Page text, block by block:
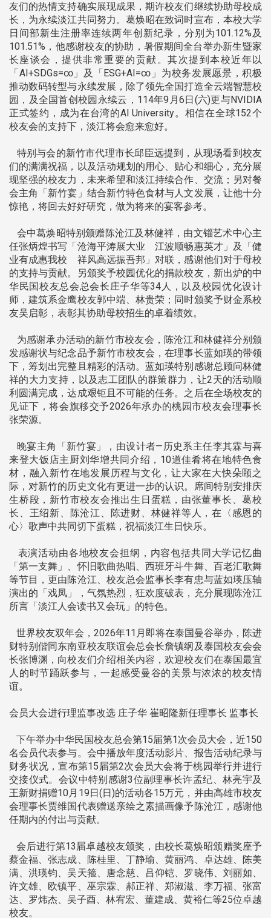
友们的热情支持确实展现成果，期许校友们继续协助母校成
长，为永续淡江共同努力。葛焕昭在致词时宣布，本校大学
日间部新生注册率连续两年创新纪录，分别为101.12%及
101.51%，他感谢校友的协助，暑假期间全台举办新生暨家
长座谈会，提供非常重要的贡献。其次提到本校近年以
「AI+SDGs=∞」及「ESG+AI=∞」为校务发展愿景，积极
推动数码转型与永续发展，除了领先全国打造全云端智慧校
园，及全国首创校园永续云，114年9月6日(六)更与NVIDIA
正式签约，成为在台湾的AI University。相信在全球152个
校友会的支持下，淡江将会愈来愈好。
特别与会的新竹市代理市长邱臣远提到，从现场看到校友
们的满满祝福，以及活动规划的用心、贴心和细心，充分展
现坚强的校友力，未来希望和淡江持续合作、交流；另对餐
会主角「新竹宴」结合新竹特色食材与人文发展，让他十分
惊艳，将回去好好研究，做为将来的宴客参考。
会中葛焕昭特别颁赠陈沧江及林健祥，由文锱艺术中心主
任张炳煌书写「沧海平涛展大业 江波顺畅惠英才」及「健
业有成惠我校 祥风高远振吾邦」对联，感谢他们对于母校
的支持与贡献。另颁奖予校园优化的捐款校友，新出炉的中
华民国校友总会总会长庄子华等34人，以及校园优化设计
师，建筑系金鹰校友郭中端、林贵荣；同时颁奖予财金系校
友吴启彰，表彰其协助母校招生的卓着绩效。
为感谢承办活动的新竹市校友会，陈沧江和林健祥分别颁
发感谢状与纪念品予新竹市校友会，在理事长蓝如瑛的带领
下，筹划出完整且精彩的活动。蓝如瑛特别感谢总顾问林健
祥的大力支持，以及志工团队的群策群力，让2天的活动顺
利圆满完成，达成艰钜且不可能的任务。之后在全场校友的
见证下，将会旗移交予2026年承办的桃园市校友会理事长
张荣源。
晚宴主角「新竹宴」，由设计者—历史系主任李其霖与喜
来登大饭店主厨刘华增共同介绍，10道佳肴将在地特色食
材，融入新竹在地发展历程与文化，让大家在大快朵颐之
际，对新竹的历史文化有更进一步的认识。席间特别安排庆
生桥段，新竹市校友会推出生日蛋糕，由张董事长、葛校
长、王绍新、陈沧江、陈进财、林健祥等人，在〈感恩的
心〉歌声中共同切下蛋糕，祝福淡江生日快乐。
表演活动由各地校友会担纲，内容包括共同大学记忆曲
「第一支舞」、怀旧歌曲热唱、西班牙斗牛舞、百老汇歌舞
等节目，更由陈沧江、校友总会监事长李有忠与蓝如瑛压轴
演出的「戏凤」，气氛热烈，狂欢度破表，充分展现陈沧江
所言「淡江人会读书又会玩」的特色。
世界校友双年会，2026年11月即将在泰国曼谷举办，陈进
财特别偕同东南亚校友联谊会总会长詹镇纲及泰国校友会会
长张博渊，向校友们介绍相关内容，欢迎校友们在泰国最宜
人的时节踊跃参与，一起感受曼谷的美景与浓浓的校友情
谊。
会员大会进行理监事改选 庄子华 崔昭隆新任理事长 监事长
下午举办中华民国校友总会第15届第1次会员大会，近150
名会员代表参与。会中播放年度活动影片、报告活动纪录与
财务状况，宣布第15届第2次会员大会将于桃园举行并进行
交接仪式。会议中特别感谢3位副理事长许孟纪、林亮宇及
王新财捐赠10月19日(日)的活动各15万元，并由高雄市校友
会理事长贾维国代表赠送亲绘之素描画像予陈沧江，感谢他
任期内的付出与贡献。
会后进行第13届卓越校友颁奖，由校长葛焕昭颁赠奖座予
蔡金福、张志成、陈桂里、丁静瑜、黄丽鸿、卓达雄、陈美
满、洪瑛钧、吴天箍、唐念慈、吕仰铠、罗晓伟、刘丽如、
许文雄、欧镇平、巫宗霖、郝正祥、郑淑滋、李万福、张富
达、罗炜杰、吴子酉、林宥宏、董建成、黄裕仁等25位卓越
校友。